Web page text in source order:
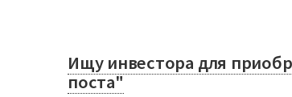
Ищу инвестора для
поста"